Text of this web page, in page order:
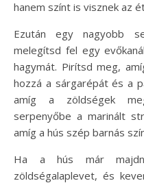
hanem színt is visznek az
Ezután egy nagyobb
melegítsd fel egy
hagymát. Pirítsd meg,
hozzá a sárgarépát és a
amíg a zöldségek
serpenyőbe a marinált
amíg a hús szép barnás
Ha a hús már
zöldségalaplevet, és